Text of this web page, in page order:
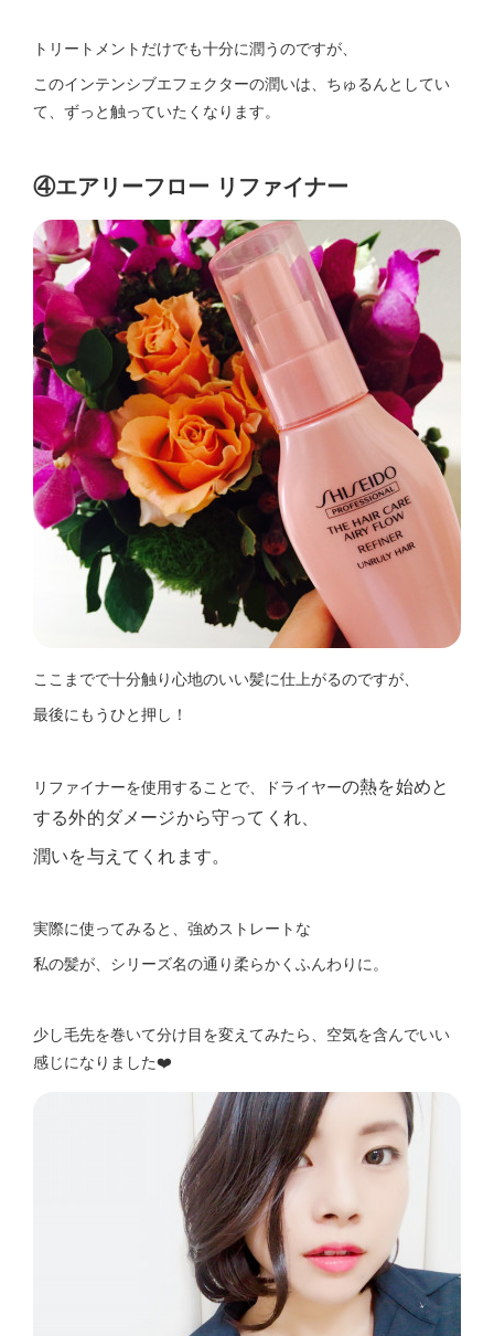
トリートメントだけでも十分に潤うのですが、
このインテンシブエフェクターの潤いは、ちゅるんとしてい
て、ずっと触っていたくなります。
④エアリーフロー リファイナー
ここまでで十分触り心地のいい髪に仕上がるのですが、
最後にもうひと押し！
リファイナーを使用することで、ドライヤーの熱を始めと
する外的ダメージから守ってくれ、
潤いを与えてくれます。
実際に使ってみると、強めストレートな
私の髪が、シリーズ名の通り柔らかくふんわりに。
少し毛先を巻いて分け目を変えてみたら、空気を含んでいい
感じになりました❤️